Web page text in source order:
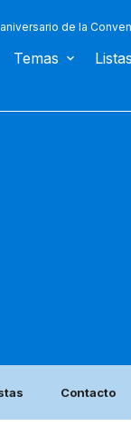
de la
Temas Listas
Contacto